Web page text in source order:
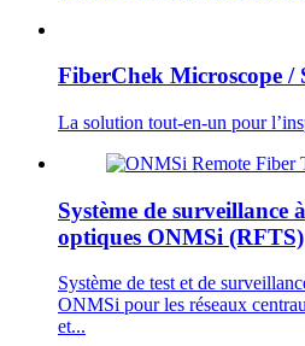
FiberChek Microscope /
La solution tout-en-un pour
Système de surveillance
optiques ONMSi (RFTS)
Système de test et de
ONMSi pour les réseaux
et...